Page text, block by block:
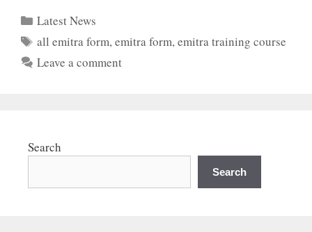
Latest News
all emitra form,emitra form,emitra training course
Leave a comment
Search
Search